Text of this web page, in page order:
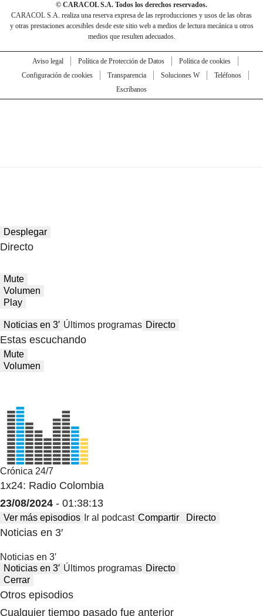
© CARACOL S.A. Todos los derechos reservados.
CARACOL S.A. realiza una reserva expresa de las reproducciones y usos de las obras
y otras prestaciones accesibles desde este sitio web a medios de lectura mecánica u otros
medios que resulten adecuados.
Aviso legal Política de Protección de Datos
Política de cookies
Configuración de cookies
Transparencia Soluciones W
Teléfonos
Escríbanos
Desplegar
Directo
Mute
Volumen
Play
Noticias en 3′ Últimos programas Directo
Estas escuchando
Mute
Volumen
Crónica 24/7
1x24: Radio Colombia
23/08/2024 - 01:38:13
Ver más episodios Ir al podcast Compartir Directo
Noticias en 3′
Noticias en 3′
Noticias en 3′ Últimos programas Directo
Cerrar
Otros episodios
Cualquier tiempo pasado fue anterior